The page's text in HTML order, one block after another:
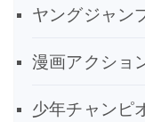
ヤングジャン
漫画アクショ
少年チャンピ